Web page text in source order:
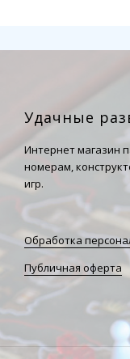
Удачные
Интернет магазин
номерам,
игр.
Обработка
Публичная оферта